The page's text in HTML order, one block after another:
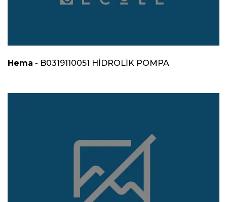
Hema - B0319110051 HİDROLİK POMPA